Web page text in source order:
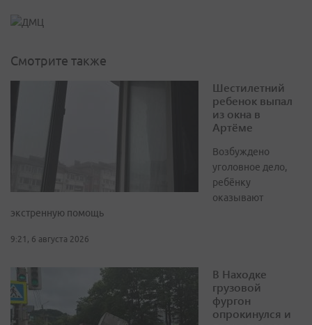
Смотрите также
Шестилетний
ребенок выпал
из окна в
Артёме
Возбуждено
уголовное дело,
ребёнку
оказывают
экстренную помощь
9:21, 6 августа 2026
В Находке
грузовой
фургон
опрокинулся и